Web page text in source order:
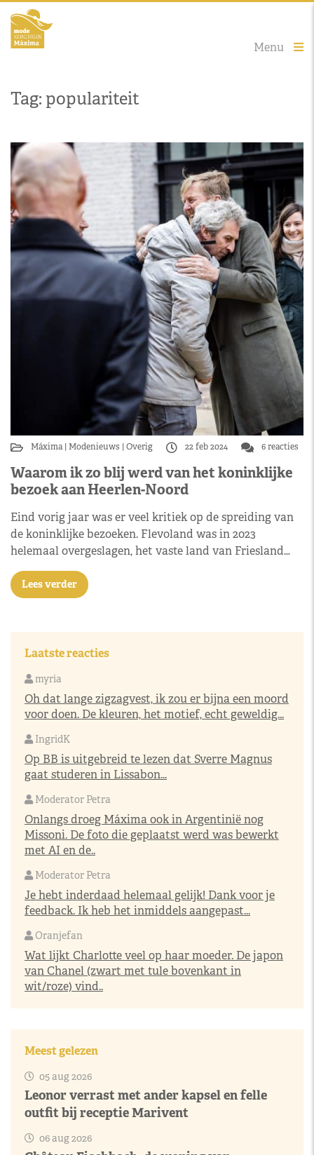
Menu
Tag: populariteit
Máxima Modenieuws Overig 22 feb 2024 6 reacties
Waarom ik zo blij werd van het koninklijke
bezoek aan Heerlen-Noord
Eind vorig jaar was er veel kritiek op de spreiding van
de koninklijke bezoeken. Flevoland was in 2023
helemaal overgeslagen, het vaste land van Friesland…
Lees verder
Laatste reacties
myria
Oh dat lange zigzagvest, ik zou er bijna een moord
voor doen. De kleuren, het motief, echt geweldig...
IngridK
Op BB is uitgebreid te lezen dat Sverre Magnus
gaat studeren in Lissabon...
Moderator Petra
Onlangs droeg Máxima ook in Argentinië nog
Missoni. De foto die geplaatst werd was bewerkt
met AI en de..
Moderator Petra
Je hebt inderdaad helemaal gelijk! Dank voor je
feedback. Ik heb het inmiddels aangepast...
Oranjefan
Wat lijkt Charlotte veel op haar moeder. De japon
van Chanel (zwart met tule bovenkant in
wit/roze) vind..
Meest gelezen
05 aug 2026
Leonor verrast met ander kapsel en felle
outfit bij receptie Marivent
06 aug 2026